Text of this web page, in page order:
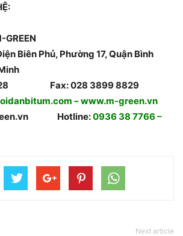
GREEN
Biên Phủ, Phường 17, Quận Bình
Fax: 028 3899 8829
–www.m-green.vn
Hotline:0936 38 7766 –
Next article